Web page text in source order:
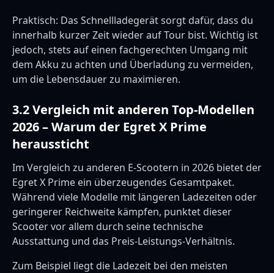
Praktisch: Das Schnellladegerät sorgt dafür, dass du
innerhalb kurzer Zeit wieder auf Tour bist. Wichtig ist
jedoch, stets auf einen fachgerechten Umgang mit
dem Akku zu achten und Überladung zu vermeiden,
um die Lebensdauer zu maximieren.
3.2 Vergleich mit anderen Top-Modellen
2026 – Warum der Egret X Prime
heraussticht
Im Vergleich zu anderen E-Scootern in 2026 bietet der
Egret X Prime ein überzeugendes Gesamtpaket.
Während viele Modelle mit längeren Ladezeiten oder
geringerer Reichweite kämpfen, punktet dieser
Scooter vor allem durch seine technische
Ausstattung und das Preis-Leistungs-Verhältnis.
Zum Beispiel liegt die Ladezeit bei den meisten